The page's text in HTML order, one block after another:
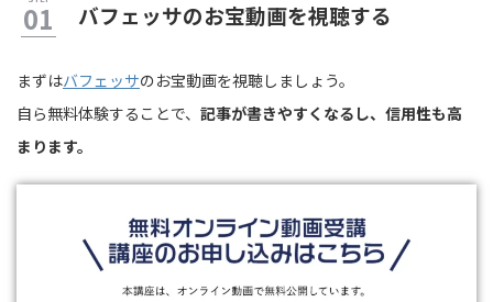
バフェッサのお宝動画を視聴する
まずはバフェッサのお宝動画を視聴しましょう。
自ら無料体験することで、 記事が書きやすくなるし、信用性も高
まります。